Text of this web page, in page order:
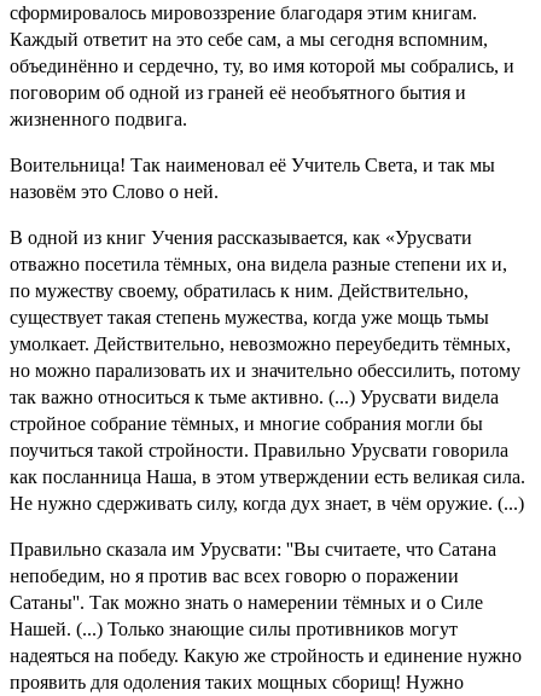
сформировалось мировоззрение благодаря этим книгам.
Каждый ответит на это себе сам, а мы сегодня вспомним,
объединённо и сердечно, ту, во имя которой мы собрались, и
поговорим об одной из граней её необъятного бытия и
жизненного подвига.
Воительница! Так наименовал её Учитель Света, и так мы
назовём это Слово о ней.
В одной из книг Учения рассказывается, как «Урусвати
отважно посетила тёмных, она видела разные степени их и,
по мужеству своему, обратилась к ним. Действительно,
существует такая степень мужества, когда уже мощь тьмы
умолкает. Действительно, невозможно переубедить тёмных,
но можно парализовать их и значительно обессилить, потому
так важно относиться к тьме активно. (...) Урусвати видела
стройное собрание тёмных, и многие собрания могли бы
поучиться такой стройности. Правильно Урусвати говорила
как посланница Наша, в этом утверждении есть великая сила.
Не нужно сдерживать силу, когда дух знает, в чём оружие. (...)
Правильно сказала им Урусвати: ''Вы считаете, что Сатана
непобедим, но я против вас всех говорю о поражении
Сатаны''. Так можно знать о намерении тёмных и о Силе
Нашей. (...) Только знающие силы противников могут
надеяться на победу. Какую же стройность и единение нужно
проявить для одоления таких мощных сборищ! Нужно